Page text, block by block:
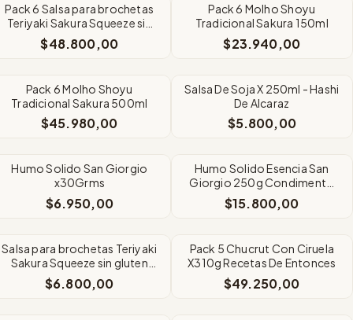
Pack 6 Salsa para brochetas
Teriyaki Sakura Squeeze sin
gluten 210 g
$48.800,00
Pack 6 Molho Shoyu
Tradicional Sakura 150ml
$23.940,00
Pack 6 Molho Shoyu
Tradicional Sakura 500ml
$45.980,00
Salsa De Soja X 250ml - Hashi
De Alcaraz
$5.800,00
Humo Solido San Giorgio
x30Grms
$6.950,00
Humo Solido Esencia San
Giorgio 250g Condimento
para Carne
$15.800,00
Salsa para brochetas Teriyaki
Sakura Squeeze sin gluten
210 g
$6.800,00
Pack 5 Chucrut Con Ciruela
X310g Recetas De Entonces
$49.250,00